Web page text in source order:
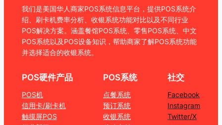
我们是美国华人商家POS系统信息平台，提供POS系统介
绍、刷卡机费率分析、收银系统功能对比以及不同行业
POS解决方案。涵盖餐馆POS系统、零售POS系统、中文
POS系统以及POS设备知识，帮助商家了解POS系统功能
并选择适合的收银系统。
POS硬件产品
POS机
信用卡/刷卡机
触摸屏POS
POS系统
点餐系统
预订系统
收银系统
社交
Facebook
Instagram
Twitter/X